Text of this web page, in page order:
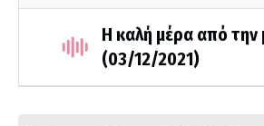
Η καλή μέρα από την
(03/12/2021)